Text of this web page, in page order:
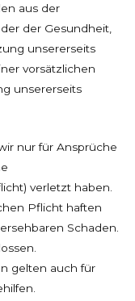
aus der
der Gesundheit,
unsererseits
vorsätzlichen
unsererseits
nur für Ansprüche
verletzt haben.
Pflicht haften
Schaden.
gelten auch für